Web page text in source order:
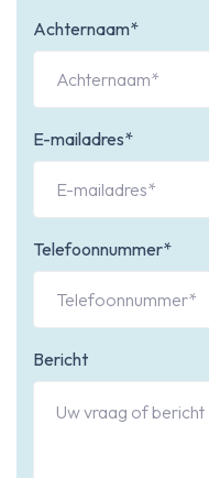
Achternaam*
E-mailadres*
Telefoonnummer*
Bericht